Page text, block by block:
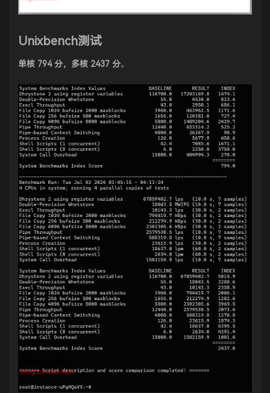
Unixbench测试
单核 794 分，多核 2437 分。